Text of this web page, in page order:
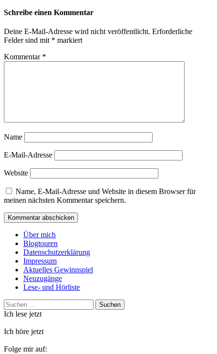
Schreibe einen Kommentar
Deine E-Mail-Adresse wird nicht veröffentlicht. Erforderliche
Felder sind mit * markiert
Kommentar *
Name
E-Mail-Adresse
Website
Name, E-Mail-Adresse und Website in diesem Browser für
meinen nächsten Kommentar speichern.
Über mich
Blogtouren
Datenschutzerklärung
Impressum
Aktuelles Gewinnspiel
Neuzugänge
Lese- und Hörliste
Suchen
nach:
Ich lese jetzt
Ich höre jetzt
Folge mir auf: